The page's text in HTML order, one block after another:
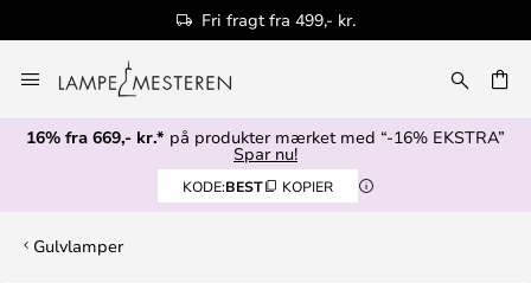
Fri fragt fra 499,- kr.
to
Content
16% fra 669,- kr.* på produkter mærket med “-16% EKSTRA”
Spar nu!
KODE:BEST KOPIER
Gulvlamper